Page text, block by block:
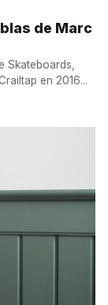
de Marc
Skateboards,
en 2016...